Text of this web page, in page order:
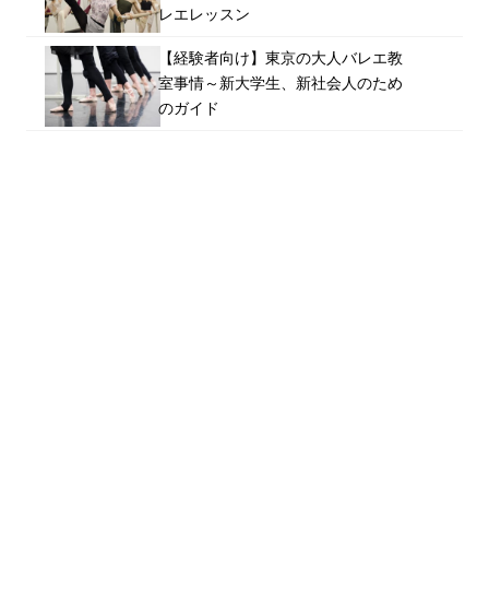
レエレッスン
【経験者向け】東京の大人バレエ教
室事情～新大学生、新社会人のため
のガイド